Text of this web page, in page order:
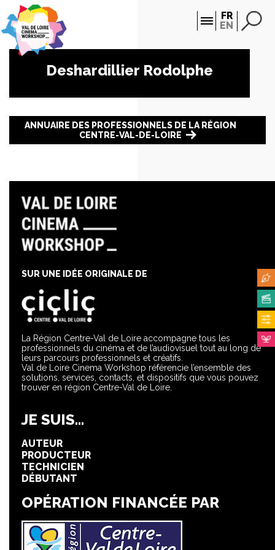
FR
EN
Deshardillier Rodolphe
ANNUAIRE DES PROFESSIONNELS DE LA RÉGION
CENTRE-VAL-DE-LOIRE
La Région Centre-Val de Loire accompagne tous les
professionnels du cinéma et de l’audiovisuel tout au long de
leurs parcours professionnels et créatifs.
Val de Loire Cinema Workshop référencie l’ensemble des
solutions, services, contacts, et dispositifs que vous pouvez
trouver en région Centre-Val de Loire.
SUR UNE IDÉE ORIGINALE DE
JE SUIS...
AUTEUR
PRODUCTEUR
TECHNICIEN
DÉBUTANT
OPÉRATION FINANCÉE PAR
Panneau de gestion des cookies